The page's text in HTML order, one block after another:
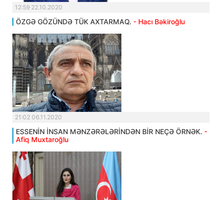
12:59 22.10.2020
ÖZGƏ GÖZÜNDƏ TÜK AXTARMAQ. - Hacı Bəkiroğlu
21:02 06.11.2020
ESSENİN İNSAN MƏNZƏRƏLƏRİNDƏN BİR NEÇƏ ÖRNƏK. -
Afiq Muxtaroğlu